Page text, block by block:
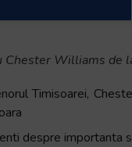
Chester Williams de
Timisoarei,
despre importanta